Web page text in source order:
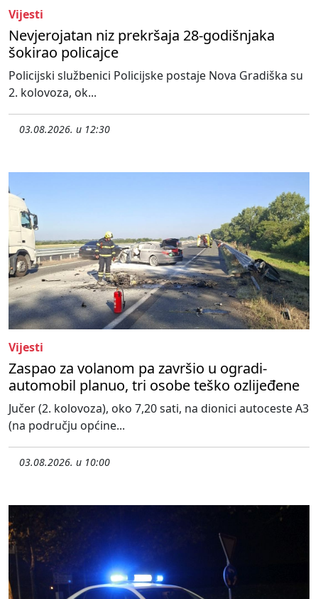
Vijesti
Nevjerojatan niz prekršaja 28-godišnjaka
šokirao policajce
Policijski službenici Policijske postaje Nova Gradiška su
2. kolovoza, ok...
03.08.2026. u 12:30
Vijesti
Zaspao za volanom pa završio u ogradi-
automobil planuo, tri osobe teško ozlijeđene
Jučer (2. kolovoza), oko 7,20 sati, na dionici autoceste A3
(na području općine...
03.08.2026. u 10:00